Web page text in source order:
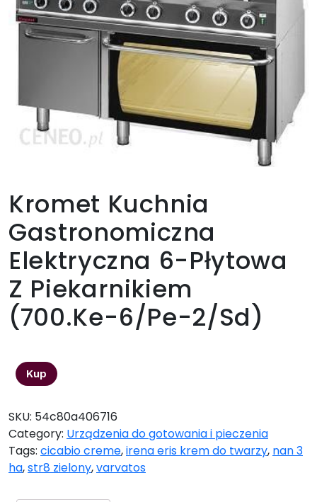
Kromet Kuchnia
Gastronomiczna
Elektryczna 6-Płytowa
Z Piekarnikiem
(700.Ke-6/Pe-2/Sd)
Kup
SKU: 54c80a406716
Category: Urządzenia do gotowania i pieczenia
Tags: cicabio creme,irena eris krem do twarzy, nan 3
ha,str8 zielony,varvatos